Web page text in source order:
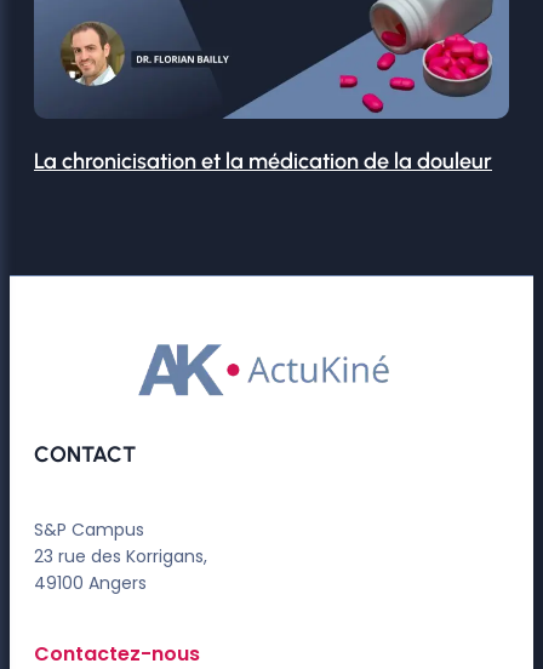
La chronicisation et la médication de la douleur
CONTACT
S&P Campus
23 rue des Korrigans,
49100 Angers
Contactez-nous